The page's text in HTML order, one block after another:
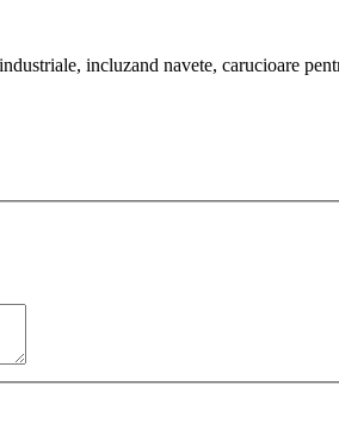
incluzand navete, carucioare